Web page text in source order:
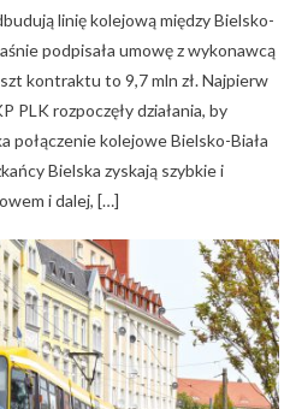
linię kolejową między Bielsko-
podpisała umowę z wykonawcą
kontraktu to 9,7 mln zł. Najpierw
PLK rozpoczęły działania, by
połączenie kolejowe Bielsko-Biała
Bielska zyskają szybkie i
i dalej, […]